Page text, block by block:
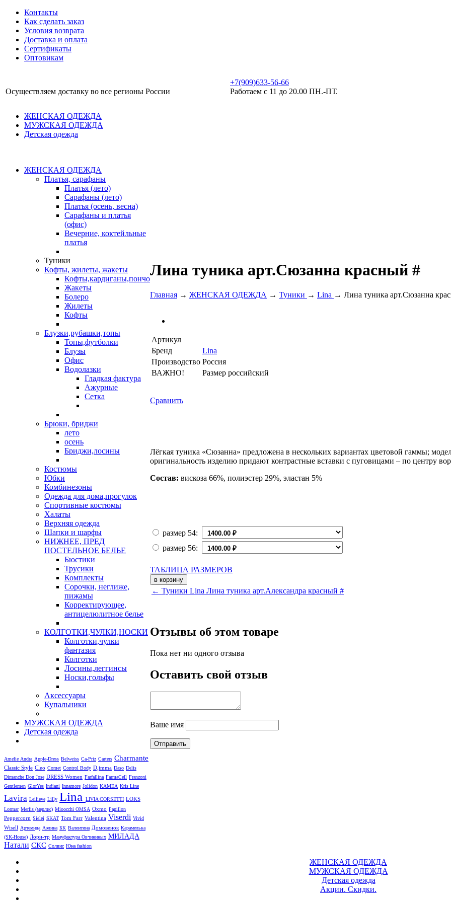
Контакты
Как сделать заказ
Условия возврата
Доставка и оплата
Сертификаты
Оптовикам
Осуществляем доставку во все регионы России
+7(909)633-56-66
Работаем с 11 до 20.00 ПН.-ПТ.
ЖЕНСКАЯ ОДЕЖДА
МУЖСКАЯ ОДЕЖДА
Детская одежда
ЖЕНСКАЯ ОДЕЖДА
Платья, сарафаны
Платья (лето)
Сарафаны (лето)
Платья (осень, весна)
Сарафаны и платья
(офис)
Вечерние, коктейльные
платья
Туники
Кофты, жилеты, жакеты
Кофты,кардиганы,пончо
Жакеты
Болеро
Жилеты
Кофты
Блузки,рубашки,топы
Топы,футболки
Блузы
Офис
Водолазки
Гладкая фактура
Ажурные
Сетка
Брюки, бриджи
лето
осень
Бриджи,лосины
Костюмы
Юбки
Комбинезоны
Одежда для дома,прогулок
Спортивные костюмы
Халаты
Верхняя одежда
Шапки и шарфы
НИЖНЕЕ, ПРЕД
ПОСТЕЛЬНОЕ БЕЛЬЕ
Бюстики
Трусики
Комплекты
Сорочки, неглиже,
пижамы
Корректирующее,
антицелюлитное белье
КОЛГОТКИ,ЧУЛКИ,НОСКИ
Колготки,чулки
фантазия
Колготки
Лосины,леггинсы
Носки,гольфы
Аксессуары
Купальники
МУЖСКАЯ ОДЕЖДА
Детская одежда
Amelie Andra Apple-Dress Belweiss Ca-Priz Carters Charmante
Classic Style Cleo Comet Control Body D,imma Daso Delis
Dimanche Don Jose DRESS Women Farfallina FarmaCell Franzoni
Gentlemen GlorYes Indiani Innamore Jolidon KAMEA Kris Line
Lavira Leilieve Lilly Lina LIVIA CORSETTI LOKS
Lormar Merlis (мерлис) Mioocchi OMSA Oxmo Papillon
Peppercorn Sielei SKAT Tom Farr Valentina Viserdi Vivid
Wisell Артемида Аэлина БК Валентина Домовенок Карамелька
(SK-House) Лори-тр Мануфактура Овчининых МИЛАДА
Натали СКС Солвис Юна fashion
Лина туника арт.Сюзанна красный #
Главная → ЖЕНСКАЯ ОДЕЖДА → Туники → Lina → Лина туника арт.Сюзанна
Артикул
Бренд
Lina
Производство Россия
ВАЖНО!
Размер российский
Сравнить
Лёгкая туника «Сюзанна» предложена в нескольких вариантах цветовой гаммы;
оригинальность изделию придают контрастные вставки с пуговицами – по центру
Состав: вискоза 66%, полиэстер 29%, эластан 5%
размер 54:
размер 56:
ТАБЛИЦА РАЗМЕРОВ
← Туники Lina Лина туника арт.Александра красный #
Отзывы об этом товаре
Пока нет ни одного отзыва
Оставить свой отзыв
Ваше имя
ЖЕНСКАЯ ОДЕЖДА
МУЖСКАЯ ОДЕЖДА
Детская одежда
Акции. Скидки.